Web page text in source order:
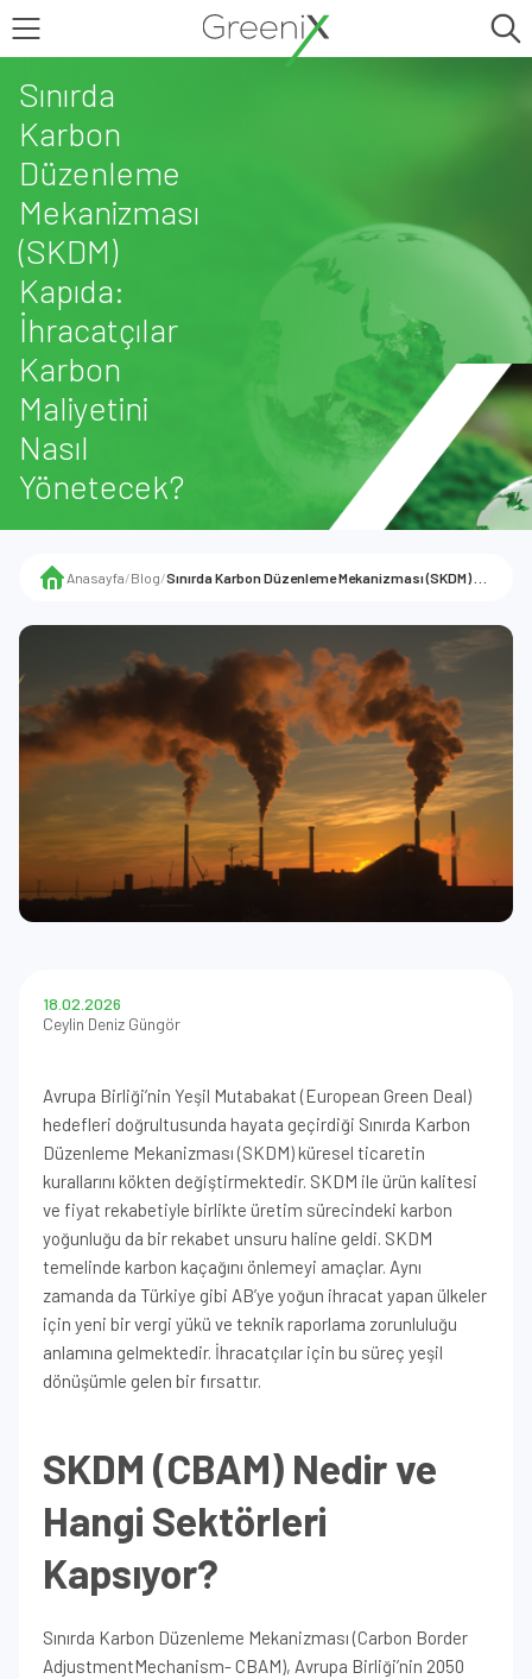
Sınırda
Karbon
Düzenleme
Mekanizması
(SKDM)
Kapıda:
İhracatçılar
Karbon
Maliyetini
Nasıl
Yönetecek?
Anasayfa/Blog/
18.02.2026
Ceylin Deniz Güngör
Avrupa Birliği’nin Yeşil Mutabakat (European Green Deal)
hedefleri doğrultusunda hayata geçirdiği Sınırda Karbon
Düzenleme Mekanizması (SKDM) küresel ticaretin
kurallarını kökten değiştirmektedir. SKDM ile ürün kalitesi
ve fiyat rekabetiyle birlikte üretim sürecindeki karbon
yoğunluğu da bir rekabet unsuru haline geldi. SKDM
temelinde karbon kaçağını önlemeyi amaçlar. Aynı
zamanda da Türkiye gibi AB’ye yoğun ihracat yapan ülkeler
için yeni bir vergi yükü ve teknik raporlama zorunluluğu
anlamına gelmektedir. İhracatçılar için bu süreç yeşil
dönüşümle gelen bir fırsattır.
SKDM (CBAM) Nedir ve
Hangi Sektörleri
Kapsıyor?
Sınırda Karbon Düzenleme Mekanizması (Carbon Border
AdjustmentMechanism- CBAM), Avrupa Birliği’nin 2050